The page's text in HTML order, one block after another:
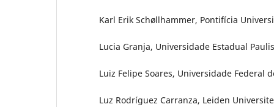
Karl Erik Schøllhammer, Pontifícia
Lucia Granja, Universidade Estadual
Luiz Felipe Soares, Universidade Federal
Luz Rodríguez Carranza, Leiden